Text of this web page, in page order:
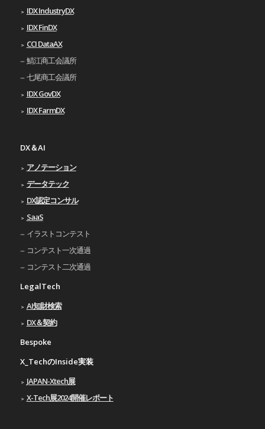
IDX IndustryDX
IDX FinDX
CCI DataAX
鯖江商工会議所
七尾商工会議所
IDX GovDX
IDX FarmDX
DX＆AI
アノテーション
データテック
DX認定コンサル
SaaS
イラストコンテスト
コンテスト一次通過
コンテスト二次通過
LegalTech
AI知財検索
DX＆契約
Bespoke
X_TechのInside実装
JAPAN-Xtech展
X-Tech展2024開催レポート